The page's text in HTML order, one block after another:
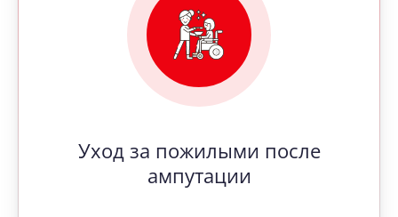
Уход за пожилыми после
ампутации